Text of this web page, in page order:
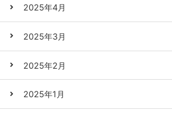
2025年4月
2025年3月
2025年2月
2025年1月